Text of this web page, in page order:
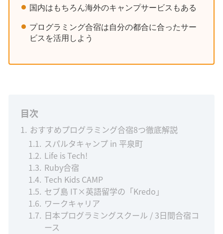
国内はもちろん海外のキャンプサービスもある
プログラミング合宿は自分の都合に合ったサー
ビスを活用しよう
目次
1 おすすめプログラミング合宿8つ徹底解説
1.1 スパルタキャンプ in 平泉町
1.2 Life is Tech!
1.3 Ruby合宿
1.4 Tech Kids CAMP
1.5 セブ島 IT×英語留学の「Kredo」
1.6 ワークキャリア
1.7 日本プログラミングスクール / 3日間合宿コ
ース